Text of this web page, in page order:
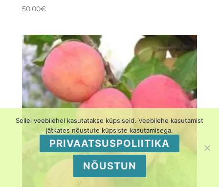
50,00€
Sellel veebilehel kasutatakse küpsiseid. Veebilehe kasutamist
jätkates nõustute küpsiste kasutamisega.
PRIVAATSUSPOLIITIKA
NÕUSTUN